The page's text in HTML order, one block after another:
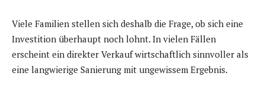
Viele Familien stellen sich deshalb die Frage, ob sich eine
Investition überhaupt noch lohnt. In vielen Fällen
erscheint ein direkter Verkauf wirtschaftlich sinnvoller als
eine langwierige Sanierung mit ungewissem Ergebnis.